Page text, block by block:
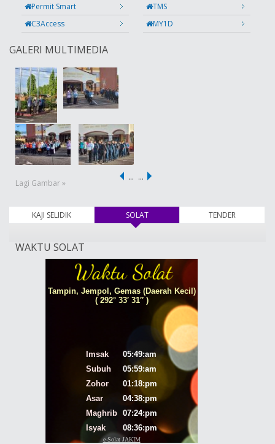
Permit Smart
TMS
C3Access
MY1D
GALERI MULTIMEDIA
Lagi Gambar »
… …
KAJI SELIDIK SOLAT(tab aktif) TENDER
WAKTU SOLAT